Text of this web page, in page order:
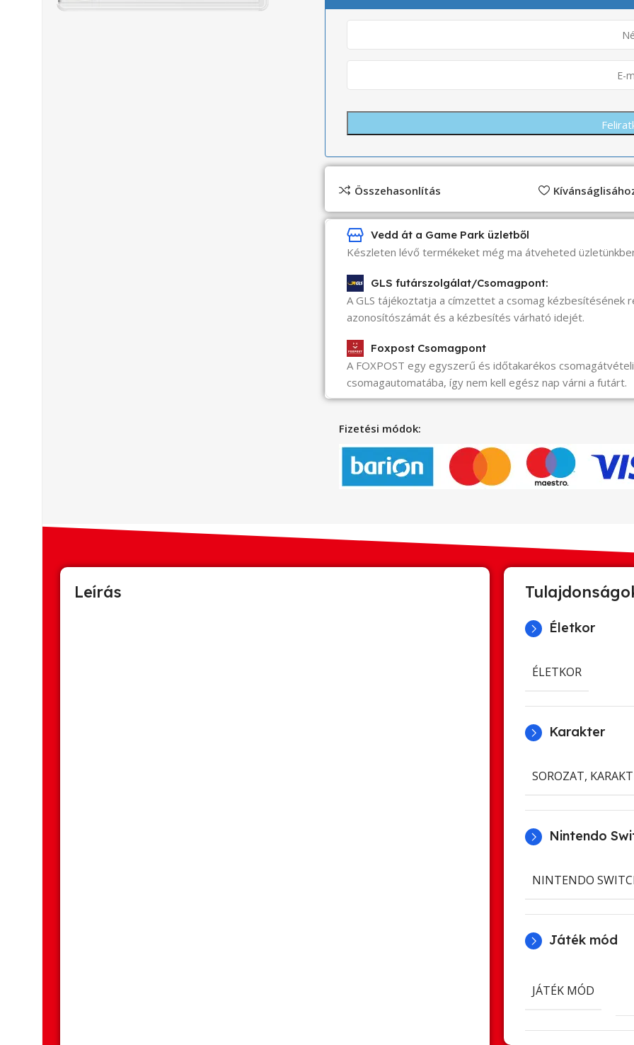
Összehasonlítás
Vedd át a Game Park üzletből
Készleten lévő termékeket még ma átveheted
GLS futárszolgálat/Csomagpont:
A GLS tájékoztatja a címzettet a csomag kézbesítésének
azonosítószámát és a kézbesítés várható idejét.
Foxpost Csomagpont
A FOXPOST egy egyszerű és időtakarékos
csomagautomatába, így nem kell egész nap várni a futárt.
Fizetési módok:
Leírás
Életkor
ÉLETKOR
Karakter
SOROZAT,
Nintendo
NINTENDO
Játék mód
JÁTÉK MÓD